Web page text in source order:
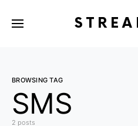
BROWSING TAG
SMS
2 posts